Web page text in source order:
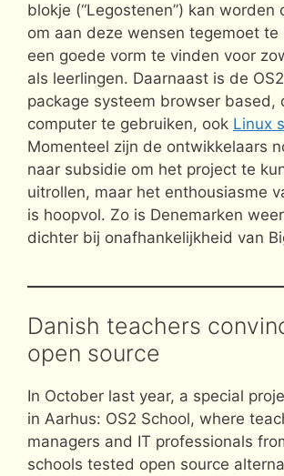
blokje (“Legostenen”) kan worden
om aan deze wensen tegemoet te
een goede vorm te vinden voor
als leerlingen. Daarnaast is de
package systeem browser based,
computer te gebruiken, ook Linux
Momenteel zijn de ontwikkelaars
naar subsidie om het project te
uitrollen, maar het enthousiasme
is hoopvol. Zo is Denemarken
dichter bij onafhankelijkheid van
Danish teachers
open source
In October last year, a special
in Aarhus: OS2 School, where
managers and IT professionals
schools tested open source